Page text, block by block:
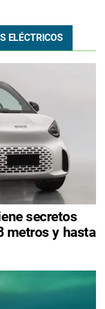
ELÉCTRICOS
secretos
metros y hasta